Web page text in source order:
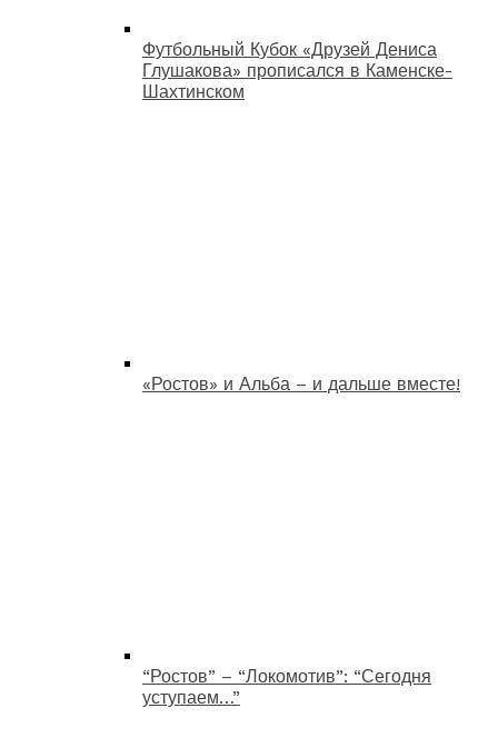
Футбольный Кубок «Друзей Дениса
Глушакова» прописался в Каменске-
Шахтинском
«Ростов» и Альба – и дальше вместе!
“Ростов” – “Локомотив”: “Сегодня
уступаем…”